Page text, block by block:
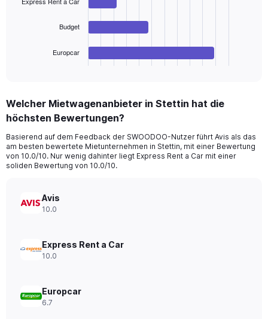
to
Range:
4
The
chart
has
axis
displaying
Budget
Europcar
Welcher Mietwagenanbieter in Stettin hat die
höchsten Bewertungen?
Basierend auf dem Feedback der SWOODOO-Nutzer führt Avis als das
am besten bewertete Mietunternehmen in Stettin, mit einer Bewertung
von 10.0/10. Nur wenig dahinter liegt Express Rent a Car mit einer
soliden Bewertung von 10.0/10.
Avis
10.0
Express Rent a Car
10.0
Europcar
6.7